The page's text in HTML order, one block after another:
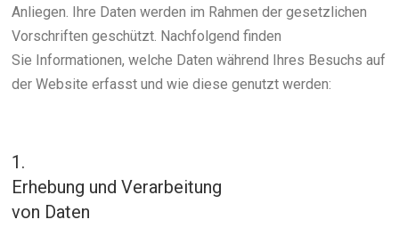
Anliegen. Ihre Daten werden im Rahmen der gesetzlichen
Vorschriften geschützt. Nachfolgend finden
Sie Informationen, welche Daten während Ihres Besuchs auf
der Website erfasst und wie diese genutzt werden:
1.
Erhebung und Verarbeitung
von Daten